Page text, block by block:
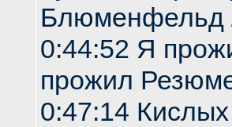
Блюменфельд
0:44:52 Я
прожил
0:47:14